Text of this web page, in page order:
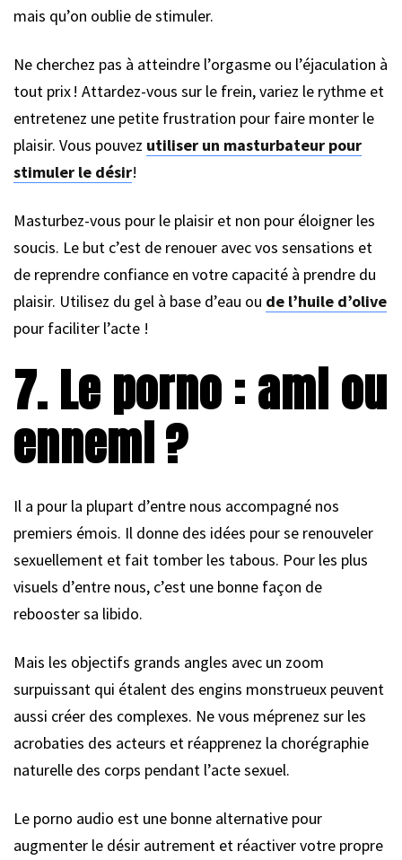
mais qu’on oublie de stimuler.
Ne cherchez pas à atteindre l’orgasme ou l’éjaculation à
tout prix ! Attardez-vous sur le frein, variez le rythme et
entretenez une petite frustration pour faire monter le
plaisir. Vous pouvez utiliser un masturbateur pour
stimuler le désir!
Masturbez-vous pour le plaisir et non pour éloigner les
soucis. Le but c’est de renouer avec vos sensations et
de reprendre confiance en votre capacité à prendre du
plaisir. Utilisez du gel à base d’eau ou de l’huile d’olive
pour faciliter l’acte !
7. Le porno : ami ou
ennemi ?
Il a pour la plupart d’entre nous accompagné nos
premiers émois. Il donne des idées pour se renouveler
sexuellement et fait tomber les tabous. Pour les plus
visuels d’entre nous, c’est une bonne façon de
rebooster sa libido.
Mais les objectifs grands angles avec un zoom
surpuissant qui étalent des engins monstrueux peuvent
aussi créer des complexes. Ne vous méprenez sur les
acrobaties des acteurs et réapprenez la chorégraphie
naturelle des corps pendant l’acte sexuel.
Le porno audio est une bonne alternative pour
augmenter le désir autrement et réactiver votre propre